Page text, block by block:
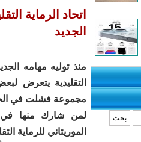
اتحاد الرماية
الجديد
منذ توليه مهامه
التقليدية يتعرض
مجموعة فشلت في
لمن شارك منها في